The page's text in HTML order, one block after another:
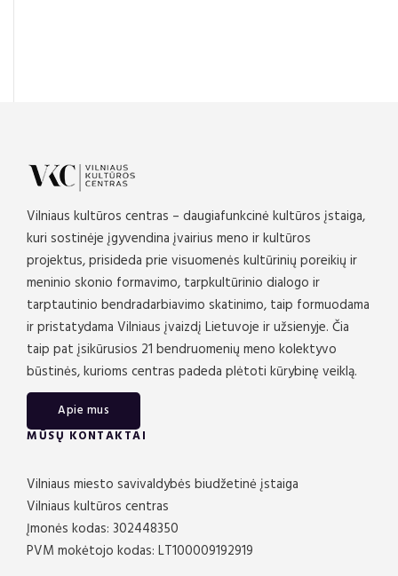
Vilniaus kultūros centras – daugiafunkcinė kultūros įstaiga,
kuri sostinėje įgyvendina įvairius meno ir kultūros
projektus, prisideda prie visuomenės kultūrinių poreikių ir
meninio skonio formavimo, tarpkultūrinio dialogo ir
tarptautinio bendradarbiavimo skatinimo, taip formuodama
ir pristatydama Vilniaus įvaizdį Lietuvoje ir užsienyje. Čia
taip pat įsikūrusios 21 bendruomenių meno kolektyvo
būstinės, kurioms centras padeda plėtoti kūrybinę veiklą.
Apie mus
MŪSŲ KONTAKTAI
Vilniaus miesto savivaldybės biudžetinė įstaiga
Vilniaus kultūros centras
Įmonės kodas: 302448350
PVM mokėtojo kodas: LT100009192919